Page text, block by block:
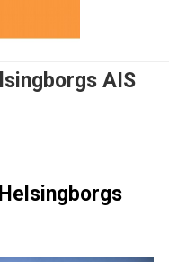
AIS